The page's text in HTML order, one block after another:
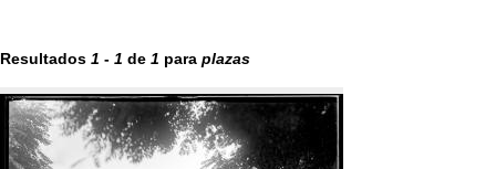
Resultados 1 - 1 de 1 para plazas